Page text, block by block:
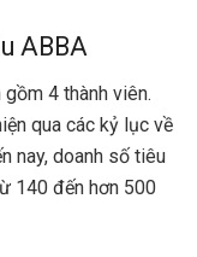
ABBA
4 thành viên.
qua các kỷ lục về
nay, doanh số tiêu
140 đến hơn 500